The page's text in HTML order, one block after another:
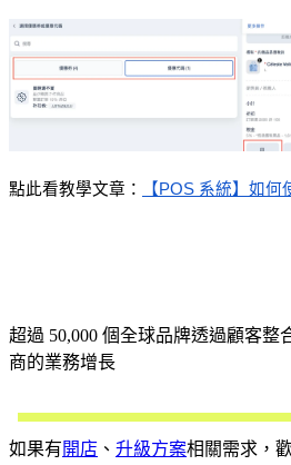
點此看教學文章： 【POS 系統】如
超過 50,000 個全球品牌透過顧客整
商的業務增長
如果有開店 、 升級方案相關需求，